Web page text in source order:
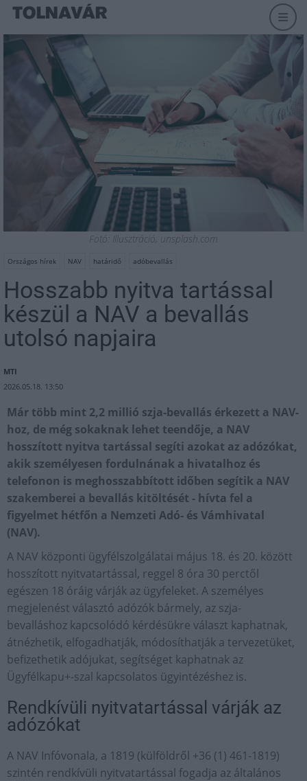
Fotó: Illusztráció, unsplash.com
Országos hírek NAV határidő adóbevallás
Hosszabb nyitva tartással
készül a NAV a bevallás
utolsó napjaira
MTI
2026.05.18. 13:50
Már több mint 2,2 millió szja-bevallás érkezett a NAV-
hoz, de még sokaknak lehet teendője, a NAV
hosszított nyitva tartással segíti azokat az adózókat,
akik személyesen fordulnának a hivatalhoz és
telefonon is meghosszabbított időben segítik a NAV
szakemberei a bevallás kitöltését - hívta fel a
figyelmet hétfőn a Nemzeti Adó- és Vámhivatal
(NAV).
A NAV központi ügyfélszolgálatai május 18. és 20. között
hosszított nyitvatartással, reggel 8 óra 30 perctől
egészen 18 óráig várják az ügyfeleket. A személyes
megjelenést választó adózók bármely, az szja-
bevalláshoz kapcsolódó kérdésükre választ kaphatnak,
átnézhetik, elfogadhatják, módosíthatják a tervezetüket,
befizethetik adójukat, segítséget kaphatnak az
Ügyfélkapu+-szal kapcsolatos ügyintézéshez is.
Rendkívüli nyitvatartással várják az
adózókat
A NAV Infóvonala, a 1819 (külföldről +36 (1) 461-1819)
szintén rendkívüli nyitvatartással fogadja az általános